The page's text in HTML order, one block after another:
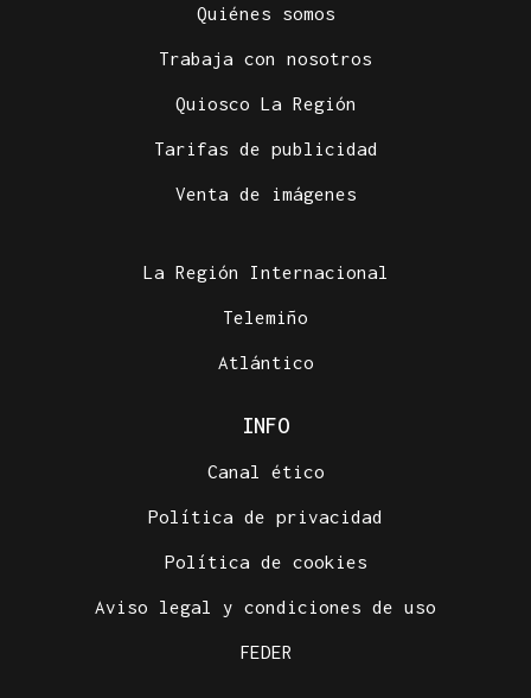
Quiénes somos
Trabaja con nosotros
Quiosco La Región
Tarifas de publicidad
Venta de imágenes
La Región Internacional
Telemiño
Atlántico
INFO
Canal ético
Política de privacidad
Política de cookies
Aviso legal y condiciones de uso
FEDER